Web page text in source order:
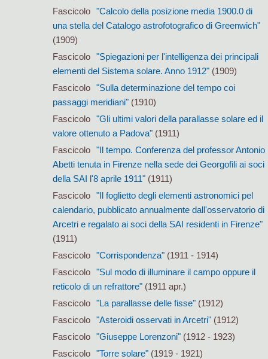
Fascicolo
"Calcolo della posizione media 1900.0 di
una stella del Catalogo astrofotografico di Greenwich"
(1909)
Fascicolo
"Spiegazioni per l'intelligenza dei principali
elementi del Sistema solare. Anno 1912"(1909)
Fascicolo
"Sulla determinazione del tempo coi
passaggi meridiani"(1910)
Fascicolo
"Gli ultimi valori della parallasse solare ed il
valore ottenuto a Padova"(1911)
Fascicolo
"Il tempo. Conferenza del professor Antonio
Abetti tenuta in Firenze nella sede dei Georgofili ai soci
della SAI l'8 aprile 1911"(1911)
Fascicolo
"Il foglietto degli elementi astronomici pel
calendario, pubblicato annualmente dall'osservatorio di
Arcetri e regalato ai soci della SAI residenti in Firenze"
(1911)
Fascicolo
"Corrispondenza"(1911 - 1914)
Fascicolo
"Sul modo di illuminare il campo oppure il
reticolo di un refrattore"(1911 apr.)
Fascicolo
"La parallasse delle fisse"(1912)
Fascicolo
"Asteroidi osservati in Arcetri"(1912)
Fascicolo
"Giuseppe Lorenzoni"(1912 - 1923)
Fascicolo
"Torre solare"(1919 - 1921)